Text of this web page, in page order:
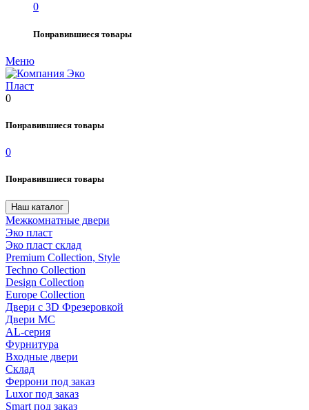
0
Понравившиеся товары
Меню
0
Понравившиеся товары
0
Понравившиеся товары
Наш каталог
Межкомнатные двери
Эко пласт
Эко пласт склад
Premium Collection, Style
Techno Collection
Design Collection
Europe Collection
Двери с 3D Фрезеровкой
Двери МС
AL-серия
Фурнитура
Входные двери
Склад
Феррони под заказ
Luxor под заказ
Smart под заказ